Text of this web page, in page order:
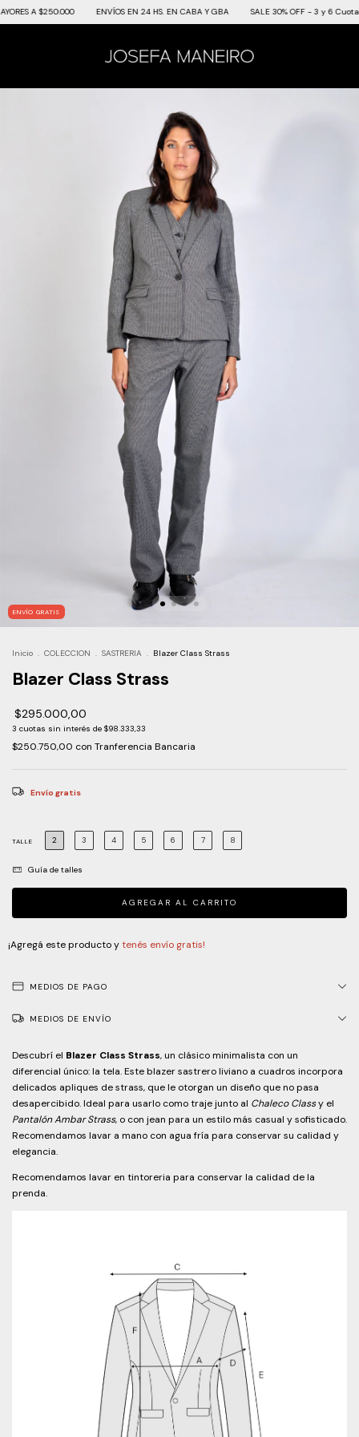
A $250.000 ENVÍOS EN 24 HS. EN CABA Y GBA SALE 30% OFF - 3 y 6 Cuotas
ENVÍO GRATIS
Inicio . COLECCION . SASTRERIA . Blazer Class Strass
Blazer Class Strass
$295.000,00
3 cuotas sin interés de $98.333,33
$250.750,00 con Tranferencia Bancaria
Envío gratis
TALLE 2 3 4 5 6 7 8
Guía de talles
¡Agregá este producto ytenés envío gratis!
MEDIOS DE PAGO
MEDIOS DE ENVÍO
Descubrí el Blazer Class Strass, un clásico minimalista con un
diferencial único: la tela. Este blazer sastrero liviano a cuadros incorpora
delicados apliques de strass, que le otorgan un diseño que no pasa
desapercibido. Ideal para usarlo como traje junto al Chaleco Classy el
Pantalón Ambar Strass, o con jean para un estilo más casual y sofisticado.
Recomendamos lavar a mano con agua fría para conservar su calidad y
elegancia.
Recomendamos lavar en tintoreria para conservar la calidad de la
prenda.